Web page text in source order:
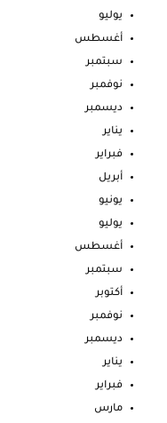
يوليو
أغسطس
سبتمبر
نوفمبر
ديسمبر
يناير
فبراير
أبريل
يونيو
يوليو
أغسطس
سبتمبر
أكتوبر
نوفمبر
ديسمبر
يناير
فبراير
مارس